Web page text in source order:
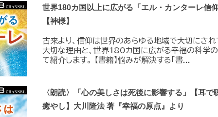
世界180カ国以上に広がる「エル・カンターレ信
【神様】
古来より、信仰は世界のあらゆる地域で大切にさ
大切な理由と、世界180カ国に広がる幸福の科学の
て紹介します。 【書籍】悩みが解決する「書...
〈朗読〉「心の美しさは死後に影響する」【耳
癒やし】大川隆法 著『幸福の原点』より